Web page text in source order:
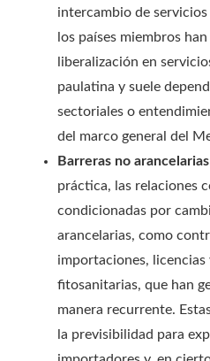
intercambio de
los países miembros
liberalización en
paulatina y suele
sectoriales o
del marco general del
Barreras no
práctica, las relaciones
condicionadas por
arancelarias, como
importaciones, licencias
fitosanitarias, que han
manera recurrente.
la previsibilidad para